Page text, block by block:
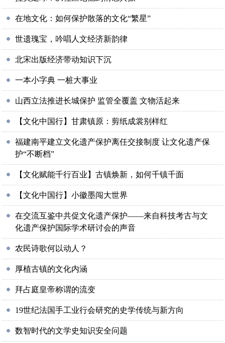
在地文化：如何保护散落的文化“繁星”
世遗瑰宝，吟唱人文经济新韵律
北宋出版经济带动知识下沉
一本小字典 一桩大事业
山西立法推进长城保护 监管全覆盖 文物活起来
【文化中国行】甘肃镇原：剪纸成裳别样红
福建南平建立文化遗产保护离任交接制度 让文化遗产保
护“不断档”
【文化赋能千行百业】古镇焕新，如何千镇千面
【文化中国行】小徽墨闯大世界
在交流互鉴中共促文化遗产保护——来自科技考古与文
化遗产保护国际学术研讨会的声音
农民诗歌何以动人？
厚植古镇的文化内涵
拜占庭皇帝称谓的流变
19世纪法国手工业行会研究的史学传统与新方向
数智时代的文学史知识安全问题